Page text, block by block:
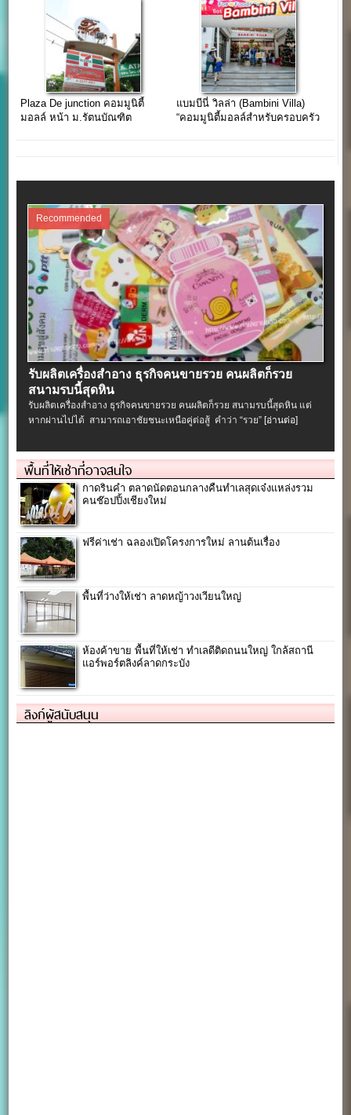
Plaza De junction คอมมูนิตี้
มอลล์ หน้า ม.รัตนบัณฑิต
แบมบีนี่ วิลล่า (Bambini Villa)
“คอมมูนิตี้มอลล์สำหรับครอบครัว
Recommended
รับผลิตเครื่องสําอาง ธุรกิจคนขายรวย คนผลิตก็รวย
สนามรบนี้สุดหิน
รับผลิตเครื่องสําอาง ธุรกิจคนขายรวย คนผลิตก็รวย สนามรบนี้สุดหิน แต่
หากผ่านไปได้ สามารถเอาชัยชนะเหนือคู่ต่อสู้ คำว่า “รวย” [อ่านต่อ]
พื้นที่ให้เช่าที่อาจสนใจ
กาดรินคำ ตลาดนัดตอนกลางคืนทำเลสุดเจ๋งแหล่งรวม
คนช๊อปปิ้งเชียงใหม่
ฟรีค่าเช่า ฉลองเปิดโครงการใหม่ ลานต้นเรื่อง
พื้นที่ว่างให้เช่า ลาดหญ้าวงเวียนใหญ่
ห้องค้าขาย พื้นที่ให้เช่า ทำเลดีติดถนนใหญ่ ใกล้สถานี
แอร์พอร์ตลิงค์ลาดกระบัง
ลิงก์ผู้สนับสนุน